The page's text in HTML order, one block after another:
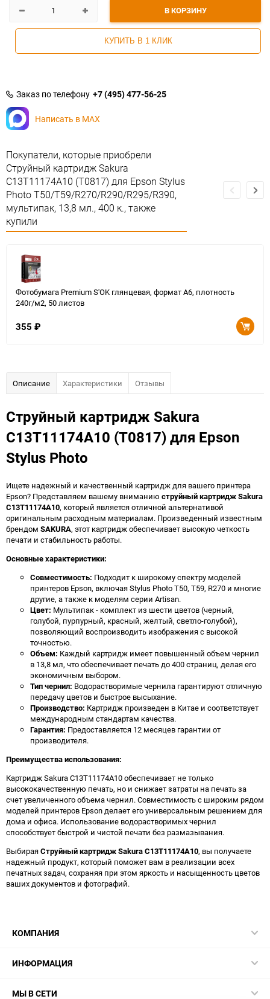
В КОРЗИНУ
КУПИТЬ В 1 КЛИК
Заказ по телефону +7 (495) 477-56-25
Написать в MAX
Покупатели, которые приобрели
Струйный картридж Sakura
C13T11174A10 (T0817) для Epson Stylus
Photo T50/T59/R270/R290/R295/R390,
мультипак, 13,8 мл., 400 к., также
купили
Фотобумага Premium S'OK глянцевая, формат А6, плотность
240г/м2, 50 листов
355 ₽
Описание Характеристики Отзывы
Струйный картридж Sakura
C13T11174A10 (T0817) для Epson
Stylus Photo
Ищете надежный и качественный картридж для вашего принтера
Epson? Представляем вашему вниманию струйный картридж Sakura
C13T11174A10, который является отличной альтернативой
оригинальным расходным материалам. Произведенный известным
брендом SAKURA, этот картридж обеспечивает высокую четкость
печати и стабильность работы.
Основные характеристики:
Совместимость: Подходит к широкому спектру моделей
принтеров Epson, включая Stylus Photo T50, T59, R270 и многие
другие, а также к моделям серии Artisan.
Цвет: Мультипак - комплект из шести цветов (черный,
голубой, пурпурный, красный, желтый, светло-голубой),
позволяющий воспроизводить изображения с высокой
точностью.
Объем: Каждый картридж имеет повышенный объем чернил
в 13,8 мл, что обеспечивает печать до 400 страниц, делая его
экономичным выбором.
Тип чернил: Водорастворимые чернила гарантируют отличную
передачу цветов и быстрое высыхание.
Производство: Картридж произведен в Китае и соответствует
международным стандартам качества.
Гарантия: Предоставляется 12 месяцев гарантии от
производителя.
Преимущества использования:
Картридж Sakura C13T11174A10 обеспечивает не только
высококачественную печать, но и снижает затраты на печать за
счет увеличенного объема чернил. Совместимость с широким рядом
моделей принтеров Epson делает его универсальным решением для
дома и офиса. Использование водорастворимых чернил
способствует быстрой и чистой печати без размазывания.
ВыбираяСтруйный картридж Sakura C13T11174A10, вы получаете
надежный продукт, который поможет вам в реализации всех
печатных задач, сохраняя при этом яркость и насыщенность цветов
ваших документов и фотографий.
КОМПАНИЯ
ИНФОРМАЦИЯ
МЫ В СЕТИ